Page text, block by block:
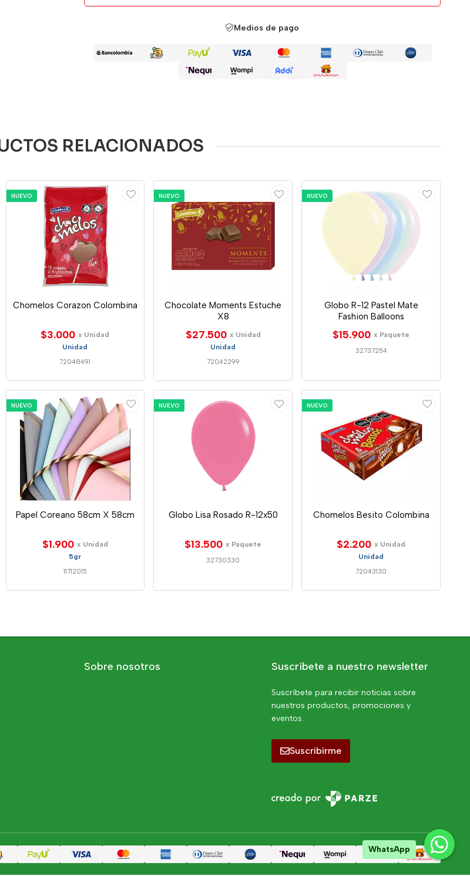
Medios de pago
RELACIONADOS
NUEVO
Chomelos Corazon Colombina
$3.000 x Unidad
Unidad
72048491
NUEVO
Chocolate Moments Estuche
X8
$27.500 x Unidad
Unidad
72042299
NUEVO
Globo R-12 Pastel Mate
Fashion Balloons
$15.900 x Paquete
32737254
NUEVO
Papel Coreano 58cm X 58cm
$1.900 x Unidad
5gr
11712015
NUEVO
Globo Lisa Rosado R-12x50
$13.500 x Paquete
32730330
NUEVO
Chomelos Besito Colombina
$2.200 x Unidad
Unidad
72043130
Sobre nosotros Suscríbete a nuestro newsletter
Suscríbete para recibir noticias sobre
nuestros productos, promociones y
eventos.
Suscribirme
WhatsApp